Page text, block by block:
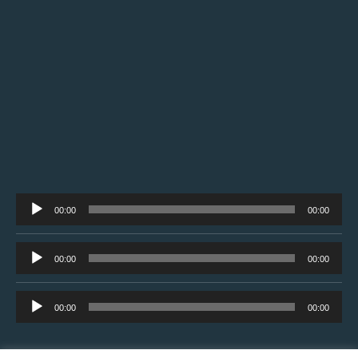
Tocador
de
áudio
00:00 00:00
Tocador
de
áudio
00:00 00:00
Tocador
de
00:00 00:00